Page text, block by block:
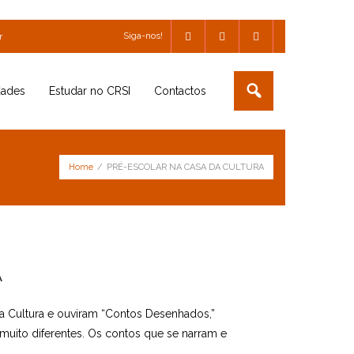
Siga-nos!
Estudar no CRSI Contactos
Home / PRÉ-ESCOLAR NA CASA DA CULTURA
Cultura e ouviram “Contos Desenhados,”
diferentes. Os contos que se narram e